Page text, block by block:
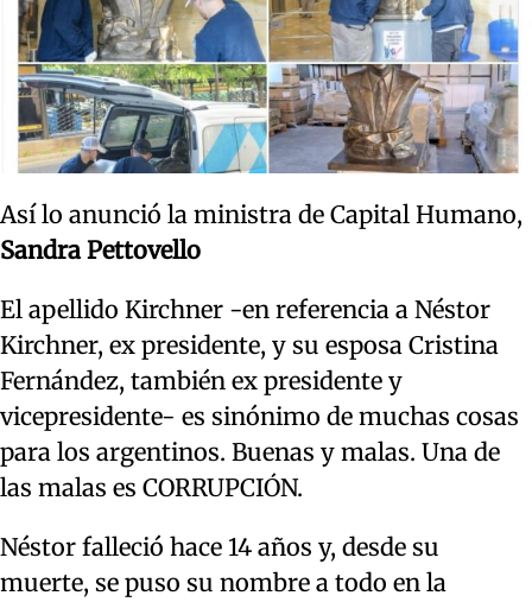
Así lo anunció la ministra de Capital Humano,
Sandra Pettovello
El apellido Kirchner -en referencia a Néstor
Kirchner, ex presidente, y su esposa Cristina
Fernández, también ex presidente y
vicepresidente- es sinónimo de muchas cosas
para los argentinos. Buenas y malas. Una de
las malas es CORRUPCIÓN.
Néstor falleció hace 14 años y, desde su
muerte, se puso su nombre a todo en la